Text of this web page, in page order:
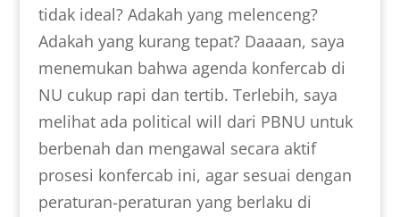
tidak ideal? Adakah yang melenceng?
Adakah yang kurang tepat? Daaaan, saya
menemukan bahwa agenda konfercab di
NU cukup rapi dan tertib. Terlebih, saya
melihat ada political will dari PBNU untuk
berbenah dan mengawal secara aktif
prosesi konfercab ini, agar sesuai dengan
peraturan-peraturan yang berlaku di